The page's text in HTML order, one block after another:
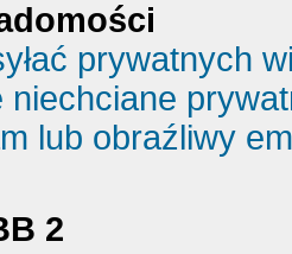
prywatnych
niechciane
lub obraźliwy
2